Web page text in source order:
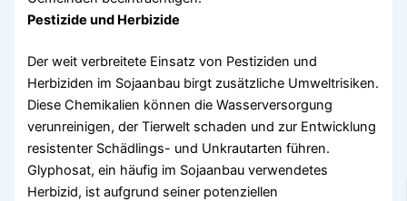
Pestizide und Herbizide
Der weit verbreitete Einsatz von Pestiziden und
Herbiziden im Sojaanbau birgt zusätzliche Umweltrisiken.
Diese Chemikalien können die Wasserversorgung
verunreinigen, der Tierwelt schaden und zur Entwicklung
resistenter Schädlings- und Unkrautarten führen.
Glyphosat, ein häufig im Sojaanbau verwendetes
Herbizid, ist aufgrund seiner potenziellen